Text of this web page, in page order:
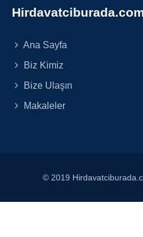
Ana Sayfa
Biz Kimiz
Bize Ulaşın
Makaleler
© 2019